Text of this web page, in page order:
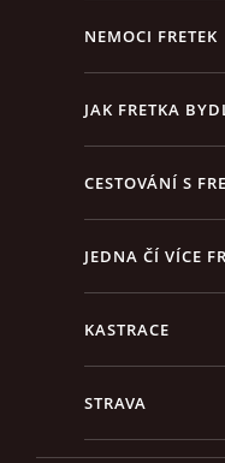
NEMOCI FRETEK
JAK FRETKA
CESTOVÁNÍ S
JEDNA ČÍ VÍCE
KASTRACE
STRAVA